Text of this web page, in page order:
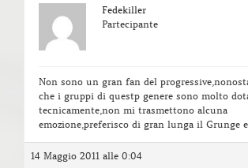
Fedekiller
Partecipante
Non sono un gran fan del
che i gruppi di questp genere sono molto
tecnicamente,non mi trasmettono alcuna
emozione,preferisco di gran lunga il Grunge
14 Maggio 2011 alle 0:04